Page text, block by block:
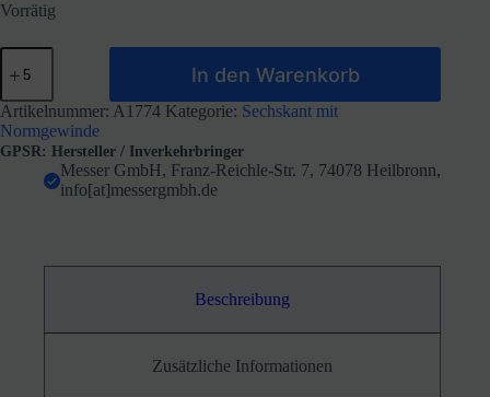
Vorrätig
Schraube
DIN933
10.9
Menge
In den Warenkorb
Artikelnummer: A1774 Kategorie: Sechskant mit
Normgewinde
GPSR: Hersteller / Inverkehrbringer
Messer GmbH, Franz-Reichle-Str. 7, 74078 Heilbronn,
info[at]messergmbh.de
Beschreibung
Zusätzliche Informationen